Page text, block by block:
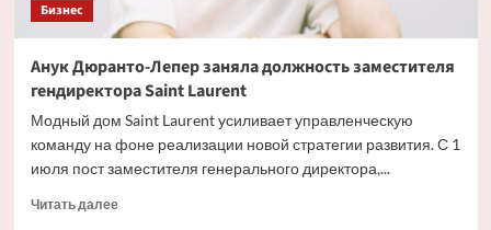
Бизнес
Анук Дюранто-Лепер заняла должность заместителя
гендиректора Saint Laurent
Модный дом Saint Laurent усиливает управленческую
команду на фоне реализации новой стратегии развития. С 1
июля пост заместителя генерального директора,...
Читать далееПрочитать